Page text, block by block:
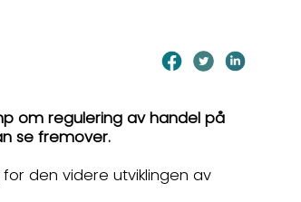
om regulering av handel på
se fremover.
den videre utviklingen av